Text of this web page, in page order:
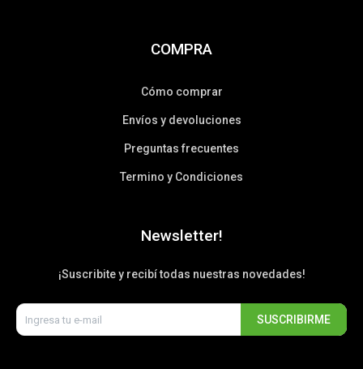
COMPRA
Cómo comprar
Envíos y devoluciones
Preguntas frecuentes
Termino y Condiciones
Newsletter!
¡Suscribite y recibí todas nuestras novedades!
SUSCRIBIRME